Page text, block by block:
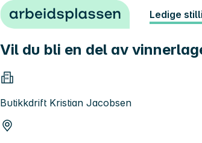
Hopp til innhold Ledige
Vil du bli en del av
Butikkdrift Kristian Jacobsen